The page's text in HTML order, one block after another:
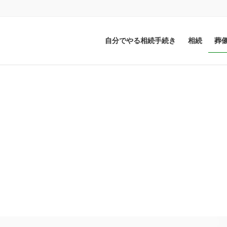
自分でやる相続手続き 相続 葬